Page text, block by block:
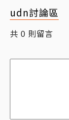
udn討論區
共 0 則留言